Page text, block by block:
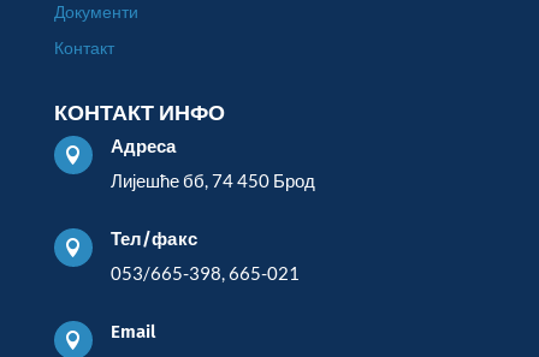
Документи
Контакт
КОНТАКТ ИНФО

Адреса
Лијешће бб, 74 450 Брод

Тел/факс
053/665-398, 665-021

Email